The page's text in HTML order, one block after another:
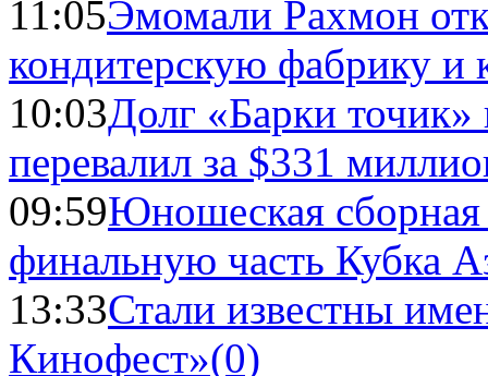
11:05Эмомали Рахмон
кондитерскую фабрику и
10:03Долг «Барки
перевалил за $331
09:59Юношеская
финальную часть Кубка
13:33Стали известны
Кинофест»(0)